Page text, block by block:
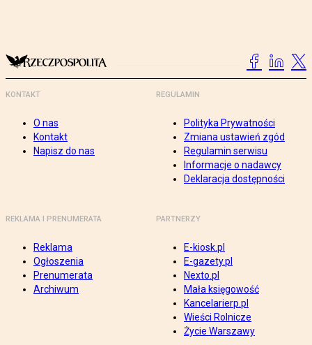
KONTAKT
O nas
Kontakt
Napisz do nas
REGULAMIN
Polityka Prywatności
Zmiana ustawień zgód
Regulamin serwisu
Informacje o nadawcy
Deklaracja dostępności
REKLAMA I PRENUMERATA
Reklama
Ogłoszenia
Prenumerata
Archiwum
PARTNERZY
E-kiosk.pl
E-gazety.pl
Nexto.pl
Mała księgowość
Kancelarierp.pl
Wieści Rolnicze
Życie Warszawy